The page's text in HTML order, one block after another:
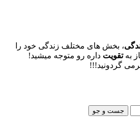
، بخش های مختلف زندگی خود را
بهتقویت داره رو متوجه میشید!
گردونید!!!
جست و جو